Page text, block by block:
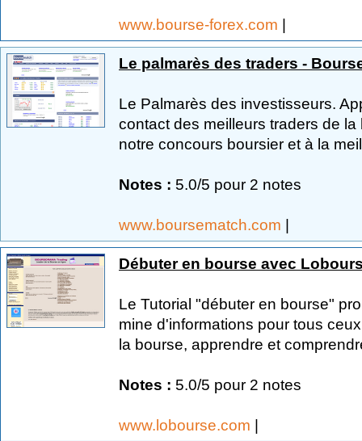
www.bourse-forex.com |
Le palmarès des traders -
Le Palmarès des investisseurs.
contact des meilleurs traders de
notre concours boursier et à la
Notes : 5.0/5 pour 2 notes
www.boursematch.com |
Débuter en bourse avec
Le Tutorial "débuter en bourse"
mine d'informations pour tous
la bourse, apprendre et
Notes : 5.0/5 pour 2 notes
www.lobourse.com |